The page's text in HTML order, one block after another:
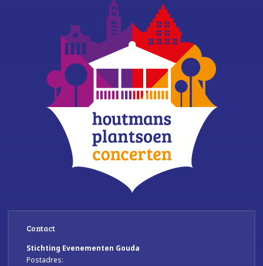
Contact
Stichting Evenementen Gouda
Postadres: